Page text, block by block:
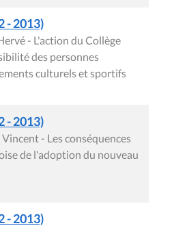
- 2013)
- L'action du Collège
des personnes
culturels et sportifs
- 2013)
- Les conséquences
de l'adoption du nouveau
- 2013)